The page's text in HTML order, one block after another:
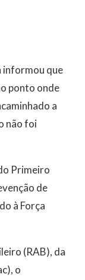
informou que
ponto onde
a
não foi
Primeiro
de
à Força
(RAB), da
o